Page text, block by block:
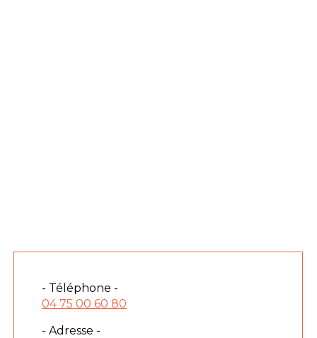
- Téléphone -
04 75 00 60 80
- Adresse -